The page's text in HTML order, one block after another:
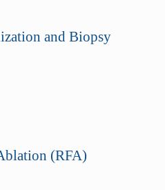
and Biopsy
(RFA)